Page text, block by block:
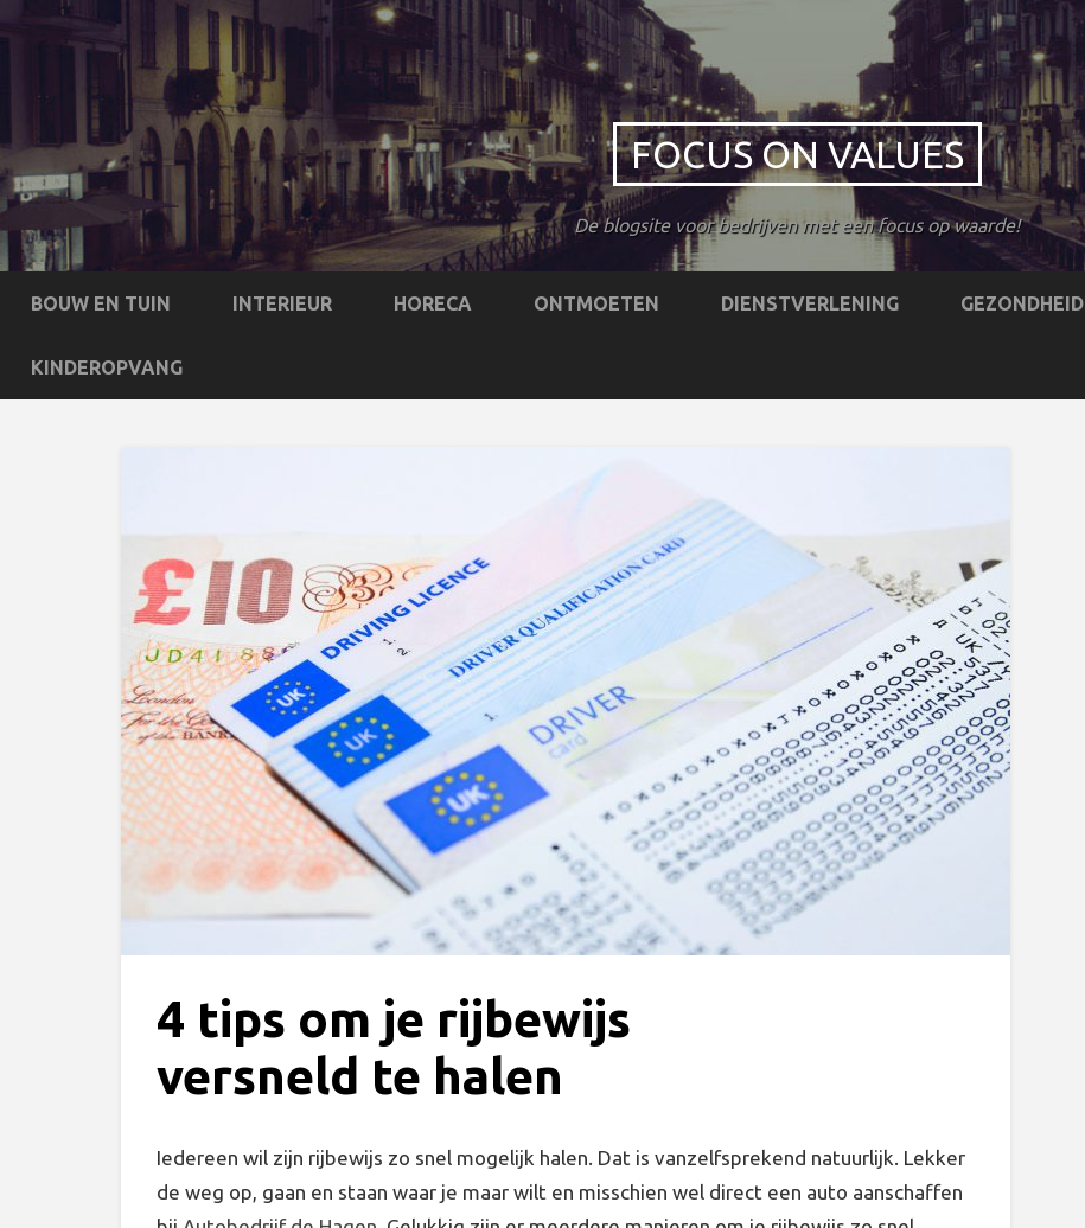
FOCUS ON VALUES
De blogsite voor bedrijven met een focus op waarde!
BOUW EN TUIN INTERIEUR HORECA ONTMOETEN DIENSTVERLENING GEZONDHEID
KINDEROPVANG
4 tips om je rijbewijs
versneld te halen
Iedereen wil zijn rijbewijs zo snel mogelijk halen. Dat is vanzelfsprekend natuurlijk. Lekker
de weg op, gaan en staan waar je maar wilt en misschien wel direct een auto aanschaffen